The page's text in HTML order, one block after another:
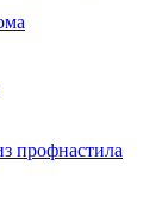
профнастила